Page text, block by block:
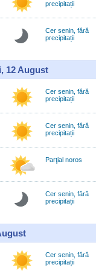
precipitații
Cer senin, fără
precipitații
12 August
Cer senin, fără
precipitații
Cer senin, fără
precipitații
Parţial noros
Cer senin, fără
precipitații
Cer senin, fără
precipitații